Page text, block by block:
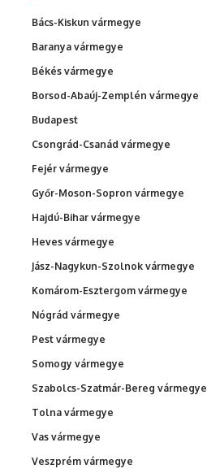
Bács-Kiskun vármegye
Baranya vármegye
Békés vármegye
Borsod-Abaúj-Zemplén vármegye
Budapest
Csongrád-Csanád vármegye
Fejér vármegye
Győr-Moson-Sopron vármegye
Hajdú-Bihar vármegye
Heves vármegye
Jász-Nagykun-Szolnok vármegye
Komárom-Esztergom vármegye
Nógrád vármegye
Pest vármegye
Somogy vármegye
Szabolcs-Szatmár-Bereg vármegye
Tolna vármegye
Vas vármegye
Veszprém vármegye